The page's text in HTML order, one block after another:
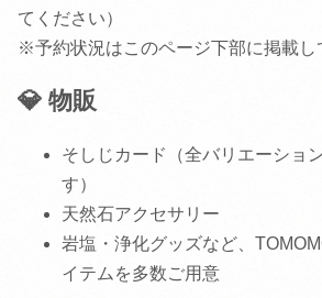
てください）
※予約状況はこのページ下部に掲載し
💎 物販
そしじカード（全バリエーショ
す）
天然石アクセサリー
岩塩・浄化グッズなど、
イテムを多数ご用意